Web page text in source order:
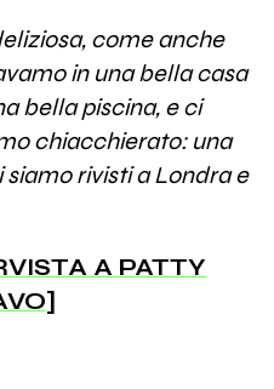
come anche
in una bella casa
bella piscina, e ci
chiacchierato: una
rivisti a Londra e
A PATTY